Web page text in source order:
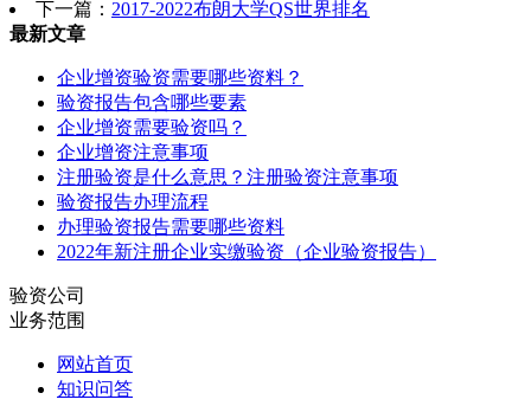
下一篇： 2017-2022布朗大学QS世界排名
最新文章
企业增资验资需要哪些资料？
验资报告包含哪些要素
企业增资需要验资吗？
企业增资注意事项
注册验资是什么意思？注册验资注意事项
验资报告办理流程
办理验资报告需要哪些资料
2022年新注册企业实缴验资（企业验资报告）
验资公司
业务范围
网站首页
知识问答